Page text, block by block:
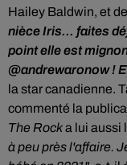
Hailey Baldwin, et
nièce Iris... faites
point elle est
@andrewaronow !
la star canadienne.
commenté la
The Rocka lui aussi
à peu près l'affaire.